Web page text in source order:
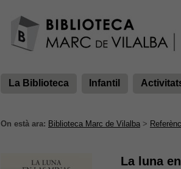
La Biblioteca Infantil
On està ara: Biblioteca Marc de Vilalba >
La luna